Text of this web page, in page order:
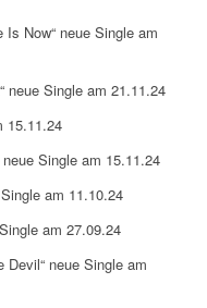
Is Now“ neue Single am
neue Single am 21.11.24
15.11.24
Single am 15.11.24
am 11.10.24
am 27.09.24
Devil“ neue Single am